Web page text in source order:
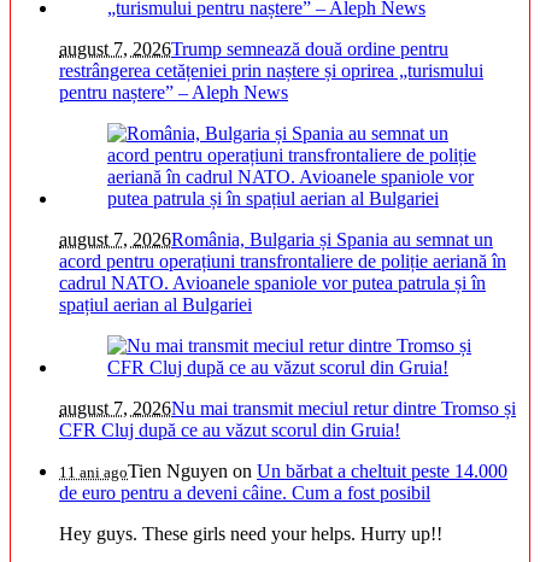
august 7, 2026Trump semnează două ordine pentru
restrângerea cetățeniei prin naștere și oprirea „turismului
pentru naștere” – Aleph News
august 7, 2026România, Bulgaria și Spania au semnat un
acord pentru operațiuni transfrontaliere de poliție aeriană în
cadrul NATO. Avioanele spaniole vor putea patrula și în
spațiul aerian al Bulgariei
august 7, 2026Nu mai transmit meciul retur dintre Tromso și
CFR Cluj după ce au văzut scorul din Gruia!
11 ani agoTien Nguyen on Un bărbat a cheltuit peste 14.000
de euro pentru a deveni câine. Cum a fost posibil
Hey guys. These girls need your helps. Hurry up!!